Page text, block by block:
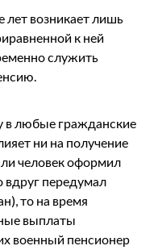
лет возникает лишь
к ней
служить
в любые гражданские
ни на получение
человек оформил
вдруг передумал
то на время
выплаты
военный пенсионер